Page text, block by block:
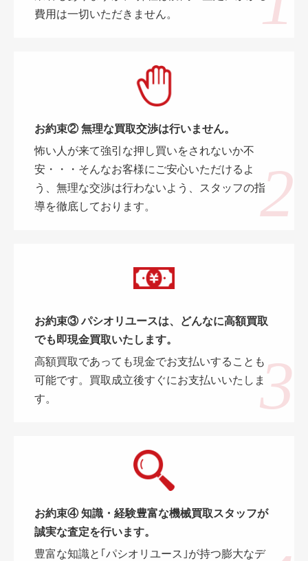
費用は一切いただきません。
お約束② 無理な買取交渉は行いません。
怖い人が来て強引な押し買いをされないか不
安・・・そんなお客様にご安心いただけるよ
う、無理な交渉は行わないよう、スタッフの指
導を徹底しております。
お約束③ パシオリユースは、どんなに高額買取
でも即現金買取いたします。
高額買取であっても現金でお支払いすることも
可能です。買取成立後すぐにお支払いいたしま
す。
お約束④ 知識・経験豊富な機械買取スタッフが
誠実な査定を行います。
豊富な知識と｢パシオリユース｣が持つ膨大なデ